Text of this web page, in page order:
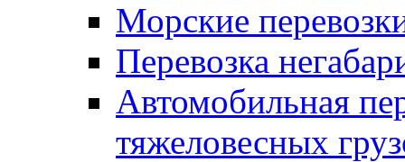
Морские
Перевозка
Автомобильная
тяжеловесных